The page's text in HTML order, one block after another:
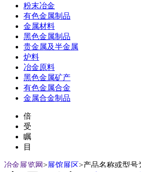
粉末冶金
有色金属制品
金属材料
黑色金属制品
贵金属及半金属
炉料
冶金原料
黑色金属矿产
有色金属合金
金属合金制品
倍
受
瞩
目
冶金展览网>展馆展区>产品名称或型号